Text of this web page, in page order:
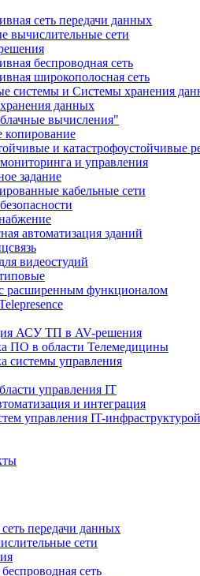
сеть передачи данных
вычислительные сети
беспроводная сеть
широкополосная сеть
системы и Системы хранения
данных
вычисления"
копирование
и катастрофоустойчивые
и управления
задание
кабельные сети
автоматизация зданий
видеостудий
раcширенным функционалом
АСУ ТП в AV-решения
ПО в области Телемедицины
системы управления
управления IT
и интеграция
управления IT-инфраструктурой
передачи данных
сети
сеть